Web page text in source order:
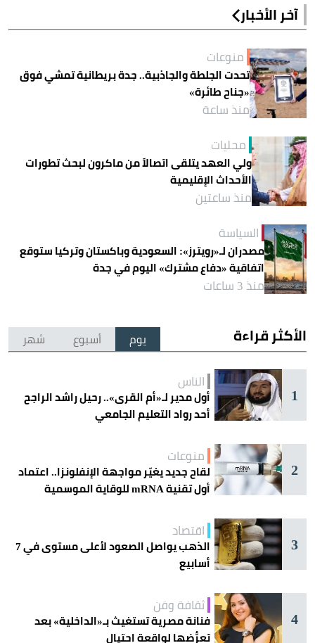
آخر الأخبار
منوعات
تحدت الجلطة والجاذبية.. جدة بريطانية تمشي فوق
«جناح طائرة»
منذ ساعة
محليات
ولي العهد يتلقى اتصالاً من ماكرون لبحث تطورات
الأحداث الإقليمية
منذ ساعتين
السياسة
مصدران لـ«رويترز»: السعودية وباكستان وتركيا ستوقع
اتفاقية «دفاع مشترك» اليوم في جدة
منذ 3 ساعات
الأكثر قراءة يوم أسبوع شهر
1
الناس
أول مدير لـ«أم القرى».. رحيل راشد الراجح
أحد رواد التعليم الجامعي
2
منوعات
لقاح جديد يغيّر مواجهة الإنفلونزا.. اعتماد
أول تقنية mRNA للوقاية الموسمية
3
اقتصاد
الذهب يواصل الصعود لأعلى مستوى في 7
أسابيع
4
ثقافة وفن
فنانة مصرية تستغيث بـ«الداخلية» بعد
تعرُّضها لواقعة احتيال